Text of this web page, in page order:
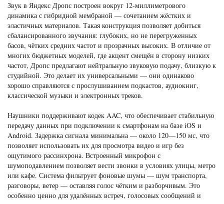
Звук в Яндекс Дропс построен вокруг 12-миллиметрового
динамика с гибридной мембраной — сочетанием жёстких и
эластичных материалов. Такая конструкция позволяет добиться
сбалансированного звучания: глубоких, но не перегруженных
басов, чётких средних частот и прозрачных высоких. В отличие от
многих бюджетных моделей, где акцент смещён в сторону низких
частот, Дропс предлагают нейтральную звуковую подачу, близкую к
студийной. Это делает их универсальными — они одинаково
хорошо справляются с прослушиванием подкастов, аудиокниг,
классической музыки и электронных треков.
Наушники поддерживают кодек AAC, что обеспечивает стабильную
передачу данных при подключении к смартфонам на базе iOS и
Android. Задержка сигнала минимальна — около 120—150 мс, что
позволяет использовать их для просмотра видео и игр без
ощутимого рассинхрона. Встроенный микрофон с
шумоподавлением позволяет вести звонки в условиях улицы, метро
или кафе. Система фильтрует фоновые шумы — шум транспорта,
разговоры, ветер — оставляя голос чётким и разборчивым. Это
особенно ценно для удалённых встреч, голосовых сообщений и